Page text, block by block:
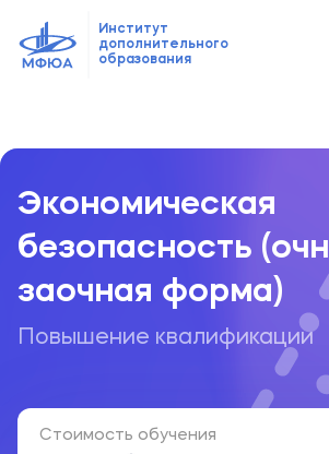
Институт
дополнительного
образования
Контакты
ido@mfua.ru
Выбрать программу
Экономическая
безопасность
заочная форма)
Повышение квалификации
Стоимость обучения